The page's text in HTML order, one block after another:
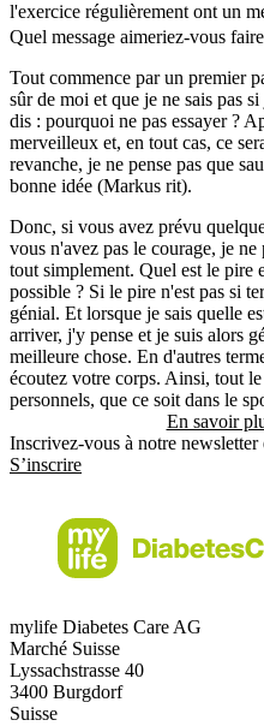
l'exercice régulièrement ont un
Quel message aimeriez-vous
Tout commence par un premier
sûr de moi et que je ne sais pas
dis : pourquoi ne pas essayer ?
merveilleux et, en tout cas, ce
revanche, je ne pense pas que
bonne idée (Markus rit).
Donc, si vous avez prévu
vous n'avez pas le courage, je
tout simplement. Quel est le pire
possible ? Si le pire n'est pas si
génial. Et lorsque je sais quelle
arriver, j'y pense et je suis alors
meilleure chose. En d'autres
écoutez votre corps. Ainsi, tout
personnels, que ce soit dans le
En savoir
Inscrivez-vous à notre
S’inscrire
mylife Diabetes Care AG
Marché Suisse
Lyssachstrasse 40
3400 Burgdorf
Suisse